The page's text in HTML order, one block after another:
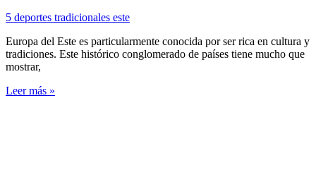
5 deportes tradicionales este
Europa del Este es particularmente conocida por ser rica en cultura y
tradiciones. Este histórico conglomerado de países tiene mucho que
mostrar,
Leer más »